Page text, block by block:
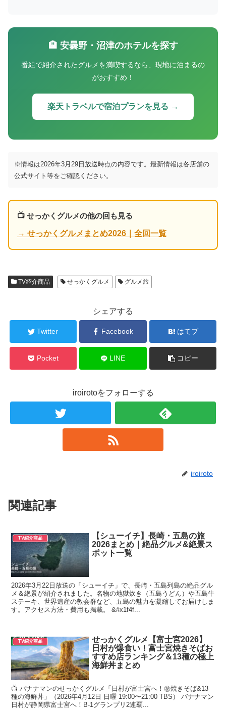
🏨 安曇野・沼津のホテルを探す
番組で紹介されたグルメを満喫するなら、現地に泊まるの
がおすすめ！
楽天トラベルで宿泊プランを見る →
※情報は2026年3月29日放送時点の内容です。最新情報は各店舗の
公式サイト等をご確認ください。
📺 せっかくグルメの他の回も見る
→ せっかくグルメまとめ2026｜全回一覧
TV紹介商品 せっかくグルメ グルメ旅
シェアする
Twitter Facebook はてブ
Pocket LINE コピー
iroirotoをフォローする
iroiroto
関連記事
TV紹介商品
【シューイチ】長崎・五島の旅
2026まとめ｜絶品グルメ&絶景ス
ポット一覧
2026年3月22日放送の「シューイチ」で、長崎・五島列島の絶品グル
メ＆絶景が紹介されました。名物の地獄炊き（五島うどん）や五島牛
ステーキ、世界遺産の教会群など、五島の魅力を凝縮してお届けしま
す。アクセス方法・費用も掲載。 &#x1f4f...
TV紹介商品
せっかくグルメ【富士宮2026】
日村が爆食い！富士宮焼きそばお
すすめ店ランキング＆13種の極上
海鮮丼まとめ
📺 バナナマンのせっかくグルメ「日村が富士宮へ！㊙焼きそば&13
種の海鮮丼」（2026年4月12日 日曜 19:00〜21:00 TBS） バナナマン
日村が静岡県富士宮へ！B-1グランプリ2連覇...